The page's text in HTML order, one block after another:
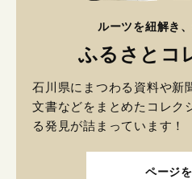
ルーツを紐解き
ふるさとコ
石川県にまつわる資料や新
文書などをまとめたコレク
る発見が詰まっています！
ページ